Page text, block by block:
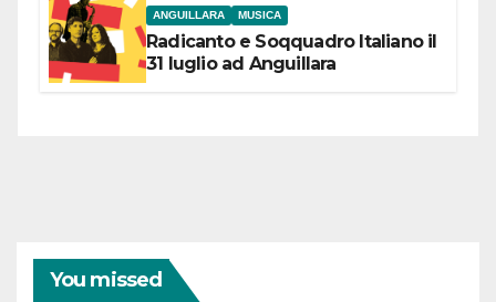
ANGUILLARA MUSICA
Radicanto e Soqquadro Italiano il
31 luglio ad Anguillara
You missed